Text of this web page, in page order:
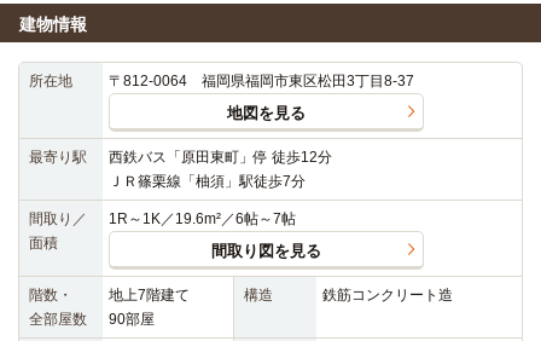
建物情報
所在地 〒812-0064 福岡県福岡市東区松田3丁目8-37
地図を見る
最寄り駅
西鉄バス「原田東町」停 徒歩12分
ＪＲ篠栗線「柚須」駅徒歩7分
間取り／
面積
1R～1K／19.6m²／6帖～7帖
間取り図を見る
階数・
全部屋数
地上7階建て
90部屋
構造 鉄筋コンクリート造